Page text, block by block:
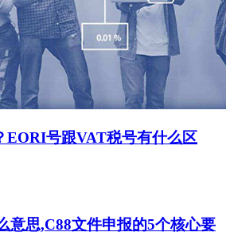
EORI号跟VAT税号有什么区
意思,C88文件申报的5个核心要